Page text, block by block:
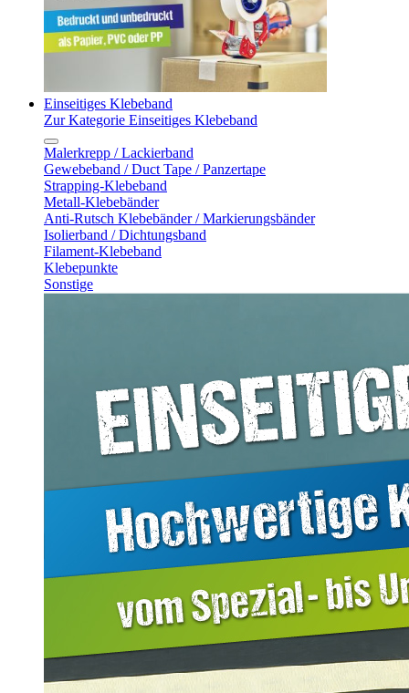
Einseitiges Klebeband
Zur Kategorie Einseitiges Klebeband
Malerkrepp / Lackierband
Gewebeband / Duct Tape / Panzertape
Strapping-Klebeband
Metall-Klebebänder
Anti-Rutsch Klebebänder / Markierungsbänder
Isolierband / Dichtungsband
Filament-Klebeband
Klebepunkte
Sonstige